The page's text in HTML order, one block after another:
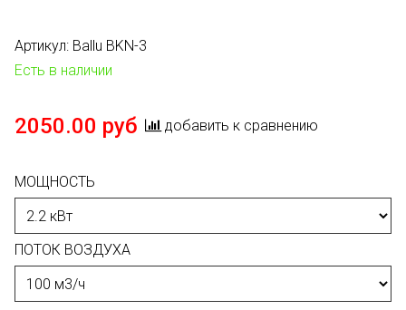
Артикул: Ballu BKN-3
Есть в наличии
2050.00 руб добавить к сравнению
МОЩНОСТЬ
ПОТОК ВОЗДУХА